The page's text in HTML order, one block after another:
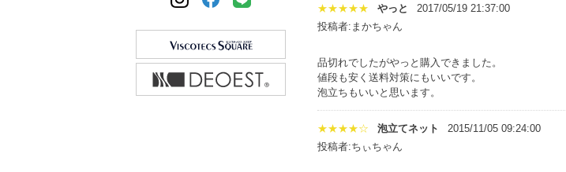
★★★★★ やっと
2017/05/19 21:37:00
投稿者:まかちゃん
品切れでしたがやっと購入できました。
値段も安く送料対策にもいいです。
泡立ちもいいと思います。
★★★★☆ 泡立てネット
2015/11/05 09:24:00
投稿者:ちぃちゃん